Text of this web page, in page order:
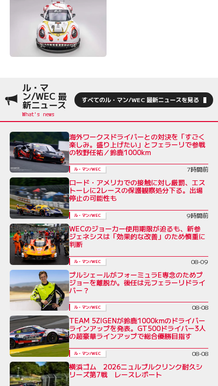
ル・マ
ン/WEC 最
新ニュース すべてのル・マン/WEC 最新ニュースを見る
海外ワークスドライバーとの対決を「すごく
楽しみ。盛り上げたい」とフェラーリで参戦
の牧野任祐／鈴鹿1000km
ル・マン/WEC 7時間前
ロード・アメリカでの接触に対し厳罰、エス
トーレに2レースの保護観察処分下る。出場
停止の可能性も
ル・マン/WEC 9時間前
WECのジョーカー使用期限が迫るも、新参
ジェネシスは「効果的な改善」のため慎重に
判断
ル・マン/WEC 08-09
プルシェールがフォーミュラE専念のためプ
ジョーを離脱か。後任は元フェラーリドライ
バー？
ル・マン/WEC 08-08
TEAM 5ZIGENが鈴鹿1000kmのドライバー
ラインアップを発表。GT500ドライバー3人
の超豪華ラインアップで総合優勝目指す
ル・マン/WEC 08-08
横浜ゴム 2026ニュルブルクリンク耐久シ
リーズ第7戦 レースレポート